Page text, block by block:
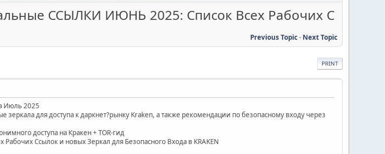
ССЫЛКИ ИЮНЬ 2025: Список Всех Рабочих С
Previous Topic- Next Topic
PRINT
Июль 2025
для доступа к даркнет?рынку Kraken, а также рекомендации по безопасному входу через
доступа на Кракен + TOR-гид
Ссылок и новых Зеркал для Безопасного Входа в KRAKEN